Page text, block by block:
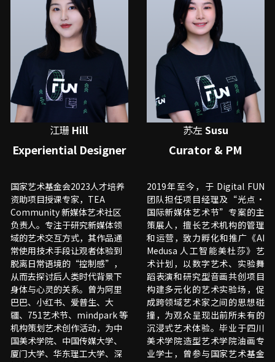
江珊 Hill
Experiential Designer
国家艺术基金会2023人才培养
资助项目授课专家，TEA
Community 新媒体艺术社区
负责人。专注于研究新媒体领
域的艺术交互方式，­其作品通
常使用技术手段让观者体验到
脱离日常语境的“控制感”，
从而去探讨后人类时代背景下
身体与心灵的关系。曾为阿里
巴巴、小红书、爱普生、大
疆、751艺术节、mindpark 等
机构策划艺术创作活动，为中
国美术学院、中国传媒大学、
厦门大学、华东理工大学、深
苏左 Susu
Curator & PM
2019年至今，于 Digital FUN
团队担任项目经理及“光点·
国际新媒体艺术节”专案的主
策展人，擅长艺术机构的管理
和运营，致力孵化和推广《AI
Medusa 人工智能美杜莎》艺
术计划，以数字艺术、实验舞
蹈表演和研究型音画共创项目
构建多元化的艺术实验场，促
成跨领域艺术家之间的思想碰
撞，为观众呈现出前所未有的
沉浸式艺术体验。毕业于四川
美术学院造型艺术学院油画专
业学士，曾参与国家艺术基金